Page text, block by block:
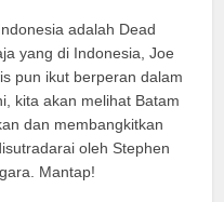
adalah Dead
yang di Indonesia, Joe
pun ikut berperan dalam
kita akan melihat Batam
dan membangkitkan
oleh Stephen
Mantap!